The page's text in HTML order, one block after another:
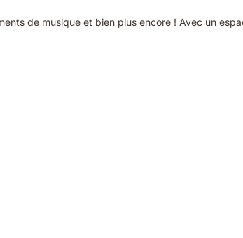
de musique et bien plus encore ! Avec un